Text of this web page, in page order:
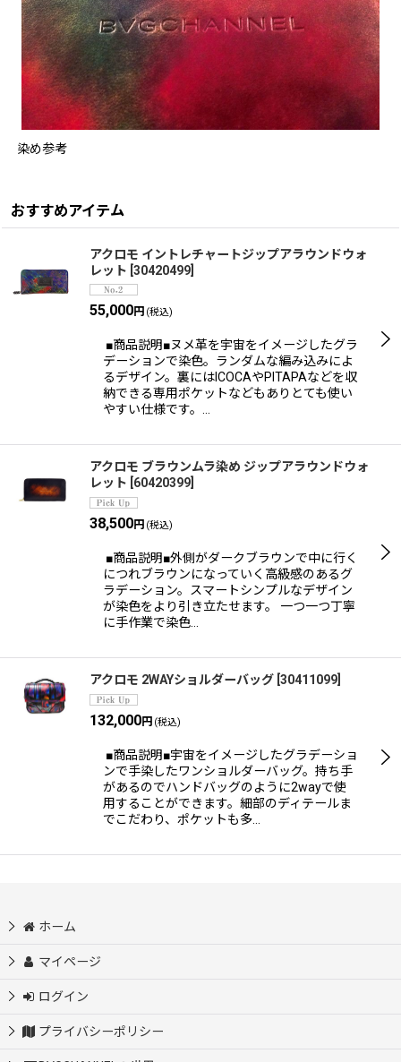
染め参考
おすすめアイテム
アクロモ イントレチャートジップアラウンドウォ
レット [30420499]
55,000円 (税込)
■商品説明■ヌメ革を宇宙をイメージしたグラ
デーションで染色。ランダムな編み込みによ
るデザイン。裏にはICOCAやPITAPAなどを収
納できる専用ポケットなどもありとても使い
やすい仕様です。…
アクロモ ブラウンムラ染め ジップアラウンドウォ
レット 60420399
38,500円 (税込)
■商品説明■外側がダークブラウンで中に行く
につれブラウンになっていく高級感のあるグ
ラデーション。スマートシンプルなデザイン
が染色をより引き立たせます。 一つ一つ丁寧
に手作業で染色…
アクロモ 2WAYショルダーバッグ 30411099
132,000円 (税込)
■商品説明■宇宙をイメージしたグラデーショ
ンで手染したワンショルダーバッグ。持ち手
があるのでハンドバッグのように2wayで使
用することができます。細部のディテールま
でこだわり、ポケットも多…
ホーム
マイページ
ログイン
プライバシーポリシー